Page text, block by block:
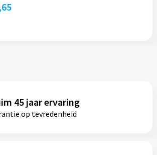
45 jaar ervaring
op tevredenheid